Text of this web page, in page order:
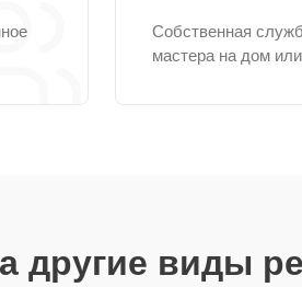
Собственная
мастера на дом
другие виды